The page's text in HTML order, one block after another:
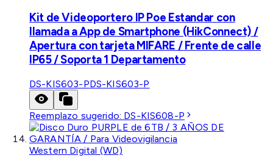
Kit de Videoportero IP Poe Estandar con
llamada a App de Smartphone (HikConnect) /
Apertura con tarjeta MIFARE / Frente de calle
IP65 / Soporta 1 Departamento
DS-KIS603-PDS-KIS603-P
Reemplazo sugerido: DS-KIS608-P
Western Digital (WD)